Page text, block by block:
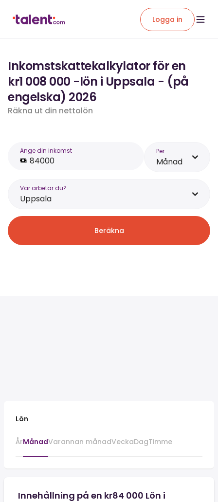
Logga in
Inkomstskattekalkylator för en
kr1 008 000 -lön i Uppsala - (på
engelska) 2026
Räkna ut din nettolön
Ange din inkomst Per
Månad
Var arbetar du?
Uppsala
Beräkna
Lön
ÅrMånadVarannan månadVeckaDagTimme
Innehållning på en kr84 000 Lön i